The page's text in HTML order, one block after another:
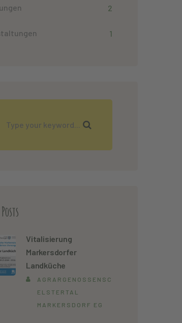
2
1
Vitalisierung
Markersdorfer
Landküche
AGRARGENOSSENSCHAFT
ELSTERTAL
MARKERSDORF EG